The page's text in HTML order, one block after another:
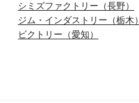
シミズファクトリー（長野）
ジム・インダストリー（栃木）
ビクトリー（愛知）